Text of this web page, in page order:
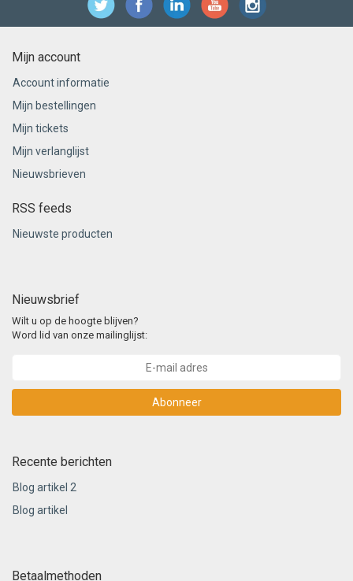
Mijn account
Account informatie
Mijn bestellingen
Mijn tickets
Mijn verlanglijst
Nieuwsbrieven
RSS feeds
Nieuwste producten
Nieuwsbrief
Wilt u op de hoogte blijven?
Word lid van onze mailinglijst:
Abonneer
Recente berichten
Blog artikel 2
Blog artikel
Betaalmethoden